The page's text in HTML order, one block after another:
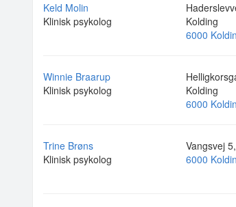
Keld Molin
Klinisk psykolog
Kolding
6000
Winnie Braarup
Klinisk psykolog
Kolding
6000
Trine Brøns
Klinisk psykolog
Vangsvej
6000